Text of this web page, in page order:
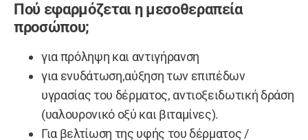
Πού εφαρμόζεται η μεσοθεραπεία
προσώπου;
για πρόληψη και αντιγήρανση
για ενυδάτωση,αύξηση των επιπέδων
υγρασίας του δέρματος, αντιοξειδωτική δράση
(υαλουρονικό οξύ και βιταμίνες).
Για βελτίωση της υφής του δέρματος /